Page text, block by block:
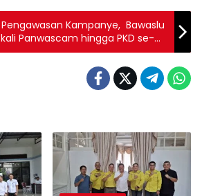
Kampanye, Bawaslu
Panwascam hingga PKD se-